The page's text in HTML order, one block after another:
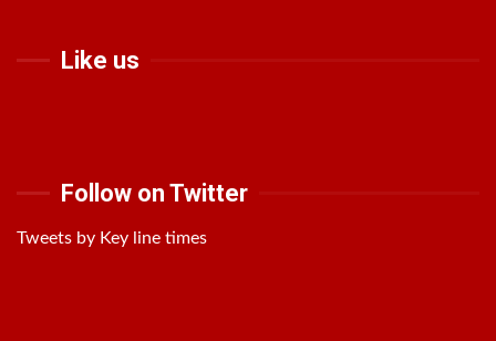
Like us
Follow on Twitter
Tweets by Key line times